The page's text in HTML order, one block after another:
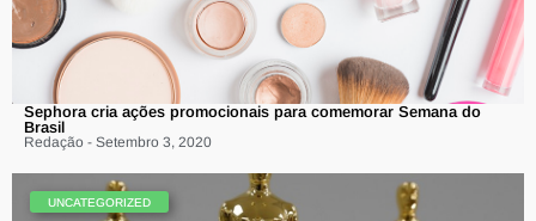
Sephora cria ações promocionais para comemorar Semana do
Brasil
Redação - Setembro 3, 2020
UNCATEGORIZED